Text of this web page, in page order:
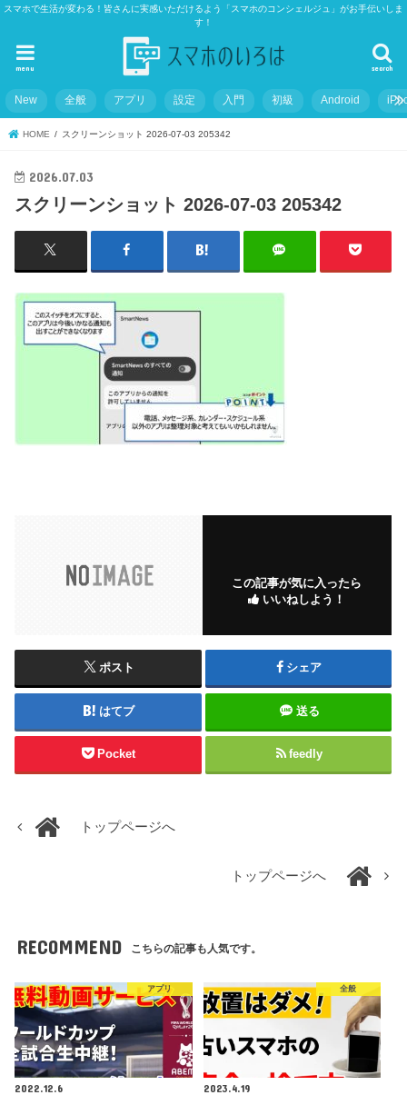
スマホで生活が変わる！皆さんに実感いただけるよう「スマホのコンシェルジュ」がお手伝いしま
す！
search
menu
New 全般 アプリ 設定 入門 初級 Android
HOME スクリーンショット 2026-07-03 205342
2026.07.03
スクリーンショット 2026-07-03 205342
この記事が気に入ったら
いいねしよう！
ポスト シェア
はてブ 送る
Pocket feedly
トップページへ
トップページへ
RECOMMEND こちらの記事も人気です。
アプリ
2022.12.6
全般
2023.4.19